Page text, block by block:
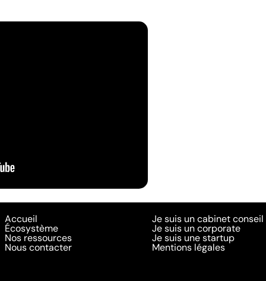
Accueil
Écosystème
Nos ressources
Nous contacter
Je suis un cabinet conseil
Je suis un corporate
Je suis une startup
Mentions légales